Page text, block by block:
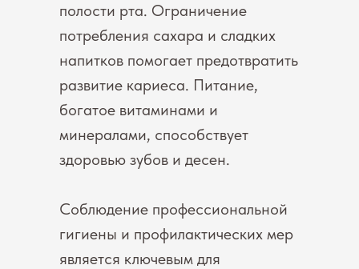
полости рта. Ограничение
потребления сахара и сладких
напитков помогает предотвратить
развитие кариеса. Питание,
богатое витаминами и
минералами, способствует
здоровью зубов и десен.
Соблюдение профессиональной
гигиены и профилактических мер
является ключевым для